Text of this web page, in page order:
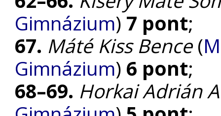
Gimnázium) 7 pont;
67. Máté Kiss Bence(
Gimnázium) 6 pont;
68–69. Horkai Adrián